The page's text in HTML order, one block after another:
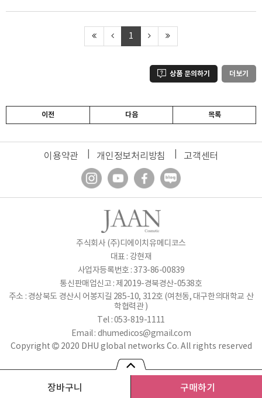
1
상품 문의하기 더보기
이전 다음 목록
이용약관 개인정보처리방침 고객센터
주식회사 (주)디에이치유메디코스
대표 : 강현재
사업자등록번호 : 373-86-00839
통신판매업신고 : 제2019-경북경산-0538호
주소 : 경상북도 경산시 어봉지길 285-10, 312호 (여천동, 대구한의대학교 산
학협력관 )
Tel : 053-819-1111
Email : dhumedicos@gmail.com
Copyright
2020 DHU global networks Co. All rights reserved